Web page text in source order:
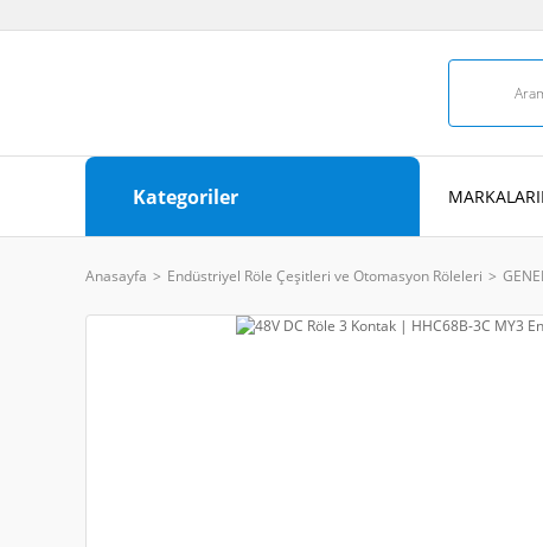
Kategoriler
Anasayfa Endüstriyel Röle Çeşitleri ve Otomasyon Röleleri